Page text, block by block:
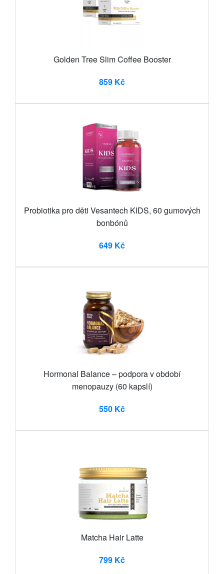
Golden Tree Slim Coffee Booster
859 Kč
Probiotika pro děti Vesantech KIDS, 60 gumových
bonbónů
649 Kč
Hormonal Balance – podpora v období
menopauzy (60 kapslí)
550 Kč
Matcha Hair Latte
799 Kč